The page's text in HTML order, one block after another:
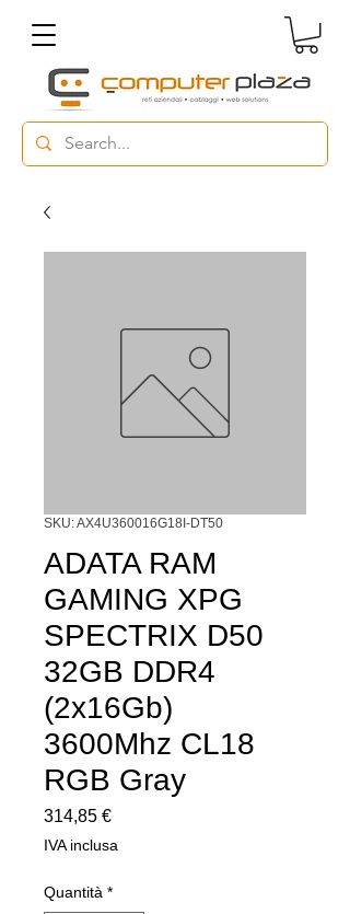
SKU: AX4U360016G18I-DT50
ADATA RAM
GAMING XPG
SPECTRIX D50
32GB DDR4
(2x16Gb)
3600Mhz CL18
RGB Gray
314,85 €Prezzo
IVA inclusa
Quantità *